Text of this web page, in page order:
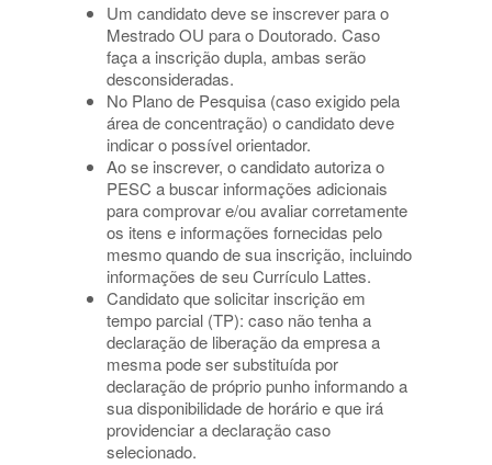
Um candidato deve se inscrever para o
Mestrado OU para o Doutorado. Caso
faça a inscrição dupla, ambas serão
desconsideradas.
No Plano de Pesquisa (caso exigido pela
área de concentração) o candidato deve
indicar o possível orientador.
Ao se inscrever, o candidato autoriza o
PESC a buscar informações adicionais
para comprovar e/ou avaliar corretamente
os itens e informações fornecidas pelo
mesmo quando de sua inscrição, incluindo
informações de seu Currículo Lattes.
Candidato que solicitar inscrição em
tempo parcial (TP): caso não tenha a
declaração de liberação da empresa a
mesma pode ser substituída por
declaração de próprio punho informando a
sua disponibilidade de horário e que irá
providenciar a declaração caso
selecionado.